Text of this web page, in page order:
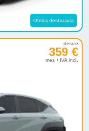
Oferta destacada
desde
359 €
mes / IVA incl.